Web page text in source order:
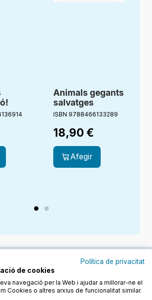
Animals gegants
salvatges
ISBN 9788466133289
18,90 €
Afegir
Política de privacitat
de cookies
navegació per la Web i ajudar a millorar-ne el
Cookies o altres arxius de funcionalitat similar.